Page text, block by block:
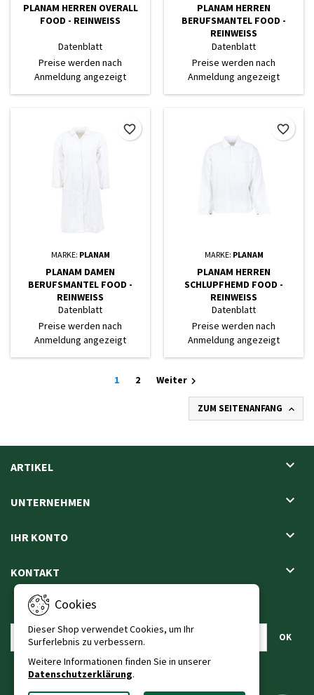
PLANAM HERREN OVERALL
FOOD - REINWEISS
Datenblatt
Preise werden nach
Anmeldung angezeigt
PLANAM HERREN
BERUFSMANTEL FOOD -
REINWEISS
Datenblatt
Preise werden nach
Anmeldung angezeigt
MARKE: PLANAM
PLANAM DAMEN
BERUFSMANTEL FOOD -
REINWEISS
Datenblatt
Preise werden nach
Anmeldung angezeigt
favorite_border
MARKE: PLANAM
PLANAM HERREN
SCHLUPFHEMD FOOD -
REINWEISS
Datenblatt
Preise werden nach
Anmeldung angezeigt
favorite_border
1 2 Weiter 
ZUM SEITENANFANG 
ARTIKEL 
UNTERNEHMEN 
IHR KONTO 
KONTAKT 
Cookies
Dieser Shop verwendet Cookies, um Ihr
Surferlebnis zu verbessern.
Weitere Informationen finden Sie in unserer
Datenschutzerklärung.